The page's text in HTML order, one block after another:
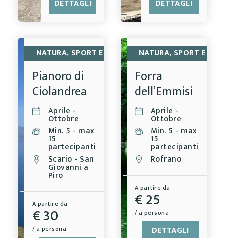
DETTAGLI DETTAGLI
NATURA, SPORT E BENESSERE
Pianoro di
Ciolandrea
Aprile -
Ottobre
Min. 5 - max
15
partecipanti
Scario - San
Giovanni a
Piro
A partire da
€ 30
/ a persona
NATURA, SPORT E
Forra
dell’Emmisi
Aprile -
Ottobre
Min. 5 - max
15
partecipanti
Rofrano
A partire da
€ 25
/ a persona
DETTAGLI